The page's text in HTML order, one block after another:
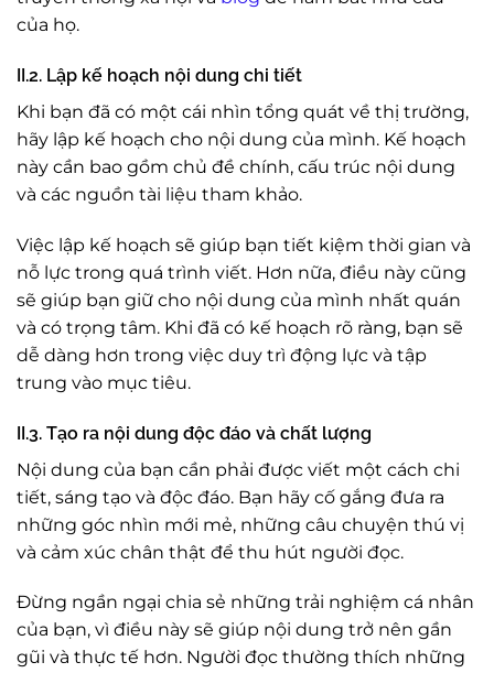
của họ.
II.2. Lập kế hoạch nội dung chi tiết
Khi bạn đã có một cái nhìn tổng quát về thị trường,
hãy lập kế hoạch cho nội dung của mình. Kế hoạch
này cần bao gồm chủ đề chính, cấu trúc nội dung
và các nguồn tài liệu tham khảo.
Việc lập kế hoạch sẽ giúp bạn tiết kiệm thời gian và
nỗ lực trong quá trình viết. Hơn nữa, điều này cũng
sẽ giúp bạn giữ cho nội dung của mình nhất quán
và có trọng tâm. Khi đã có kế hoạch rõ ràng, bạn sẽ
dễ dàng hơn trong việc duy trì động lực và tập
trung vào mục tiêu.
II.3. Tạo ra nội dung độc đáo và chất lượng
Nội dung của bạn cần phải được viết một cách chi
tiết, sáng tạo và độc đáo. Bạn hãy cố gắng đưa ra
những góc nhìn mới mẻ, những câu chuyện thú vị
và cảm xúc chân thật để thu hút người đọc.
Đừng ngần ngại chia sẻ những trải nghiệm cá nhân
của bạn, vì điều này sẽ giúp nội dung trở nên gần
gũi và thực tế hơn. Người đọc thường thích những